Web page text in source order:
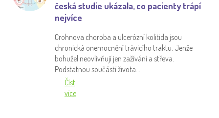
česká studie ukázala, co pacienty trápí
nejvíce
Crohnova choroba a ulcerózní kolitida jsou
chronická onemocnění trávicího traktu. Jenže
bohužel neovlivňují jen zažívání a střeva.
Podstatnou součástí života…
Číst
více